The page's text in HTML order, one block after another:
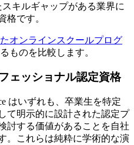
キルギャップがある業界に
格です。
オンラインスクールプログ
ものを比較します。
ェッショナル認定資格
はいずれも、卒業生を特定
て明示的に設計された認定プ
討する価値があることを自社
。これらは純粋に学術的な演